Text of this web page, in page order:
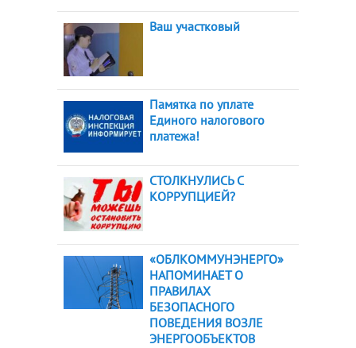
Ваш участковый
Памятка по уплате
Единого налогового
платежа!
СТОЛКНУЛИСЬ С
КОРРУПЦИЕЙ?
«ОБЛКОММУНЭНЕРГО»
НАПОМИНАЕТ О
ПРАВИЛАХ
БЕЗОПАСНОГО
ПОВЕДЕНИЯ ВОЗЛЕ
ЭНЕРГООБЪЕКТОВ